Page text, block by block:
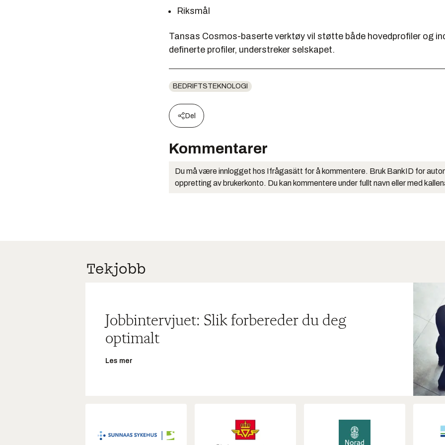
Riksmål
Tansas Cosmos-baserte verktøy vil støtte både hovedprofiler og
definerte profiler, understreker selskapet.
BEDRIFTSTEKNOLOGI
Del
Kommentarer
Du må være innlogget hos Ifrågasätt for å kommentere. Bruk BankID for
oppretting av brukerkonto. Du kan kommentere under fullt navn eller med
Jobbintervjuet: Slik forbereder du deg
optimalt
Les mer